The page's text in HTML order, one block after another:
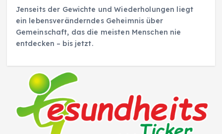
Jenseits der Gewichte und Wiederholungen liegt
ein lebensveränderndes Geheimnis über
Gemeinschaft, das die meisten Menschen nie
entdecken – bis jetzt.